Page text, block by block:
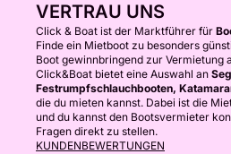
VERTRAU UNS
Click & Boat ist der Marktführer für
Finde ein Mietboot zu besonders
Boot gewinnbringend zur Vermietung
Click&Boat bietet eine Auswahl an
Festrumpfschlauchbooten,
die du mieten kannst. Dabei ist die
und du kannst den Bootsvermieter
Fragen direkt zu stellen.
KUNDENBEWERTUNGEN